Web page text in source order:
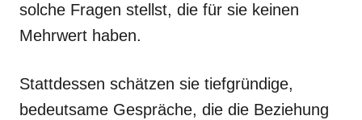
solche Fragen stellst, die für sie keinen
Mehrwert haben.
Stattdessen schätzen sie tiefgründige,
bedeutsame Gespräche, die die Beziehung